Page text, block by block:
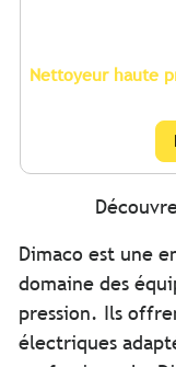
Nettoyeur haute
Dimaco est une
domaine des
pression. Ils
électriques